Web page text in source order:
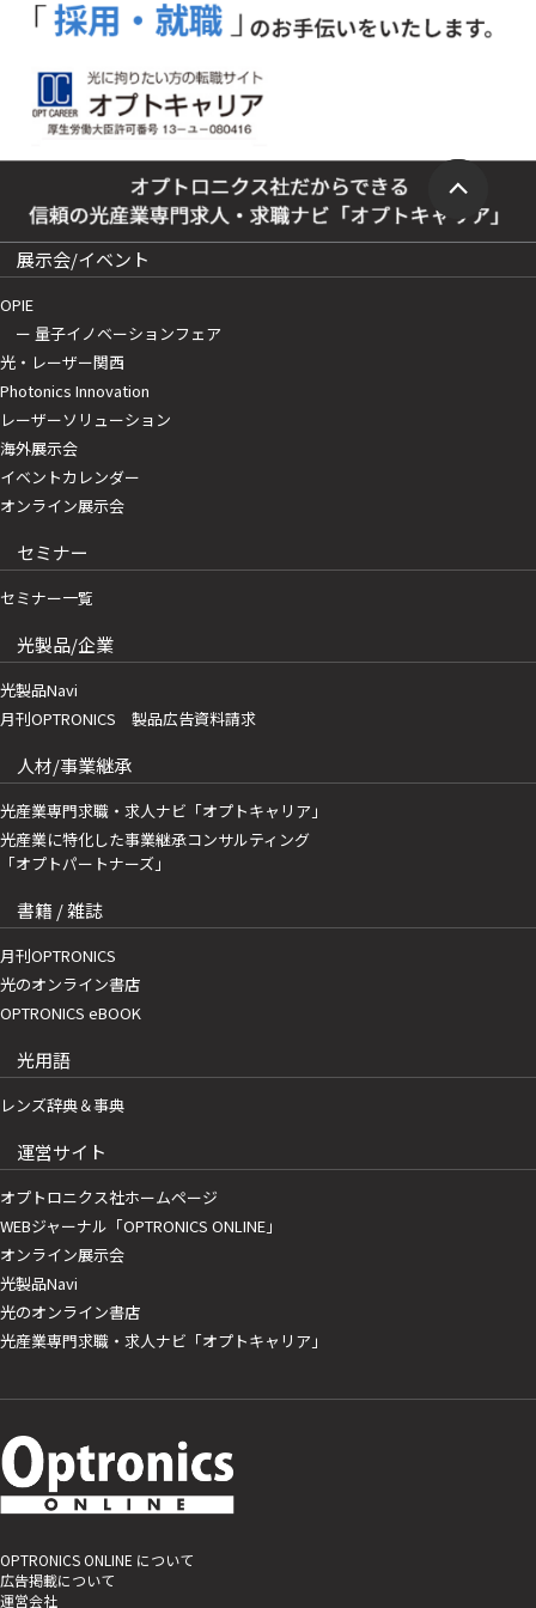
展示会/イベント
OPIE
ー 量子イノベーションフェア
光・レーザー関西
Photonics Innovation
レーザーソリューション
海外展示会
イベントカレンダー
オンライン展示会
セミナー
セミナー一覧
光製品/企業
光製品Navi
月刊OPTRONICS 製品広告資料請求
人材/事業継承
光産業専門求職・求人ナビ「オプトキャリア」
光産業に特化した事業継承コンサルティング
「オプトパートナーズ」
書籍 / 雑誌
月刊OPTRONICS
光のオンライン書店
OPTRONICS eBOOK
光用語
レンズ辞典＆事典
運営サイト
オプトロニクス社ホームページ
WEBジャーナル「OPTRONICS ONLINE」
オンライン展示会
光製品Navi
光のオンライン書店
光産業専門求職・求人ナビ「オプトキャリア」
OPTRONICS ONLINE について
広告掲載について
運営会社